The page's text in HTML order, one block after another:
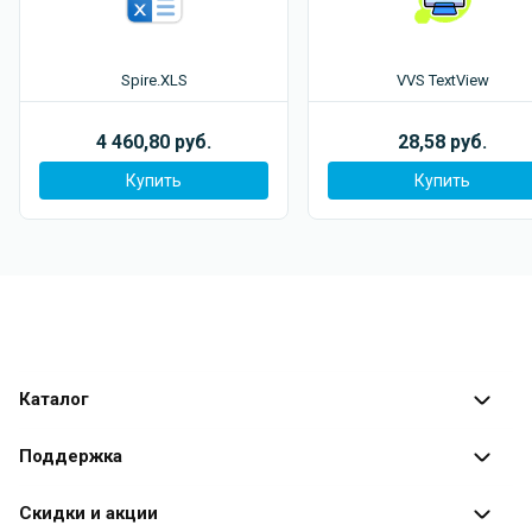
Spire.XLS
4 460,80 руб.
Купить
VVS TextView
28,58 руб.
Купить
Каталог
Каталог программ
Поддержка
Оплата заказов
Скидки и акции